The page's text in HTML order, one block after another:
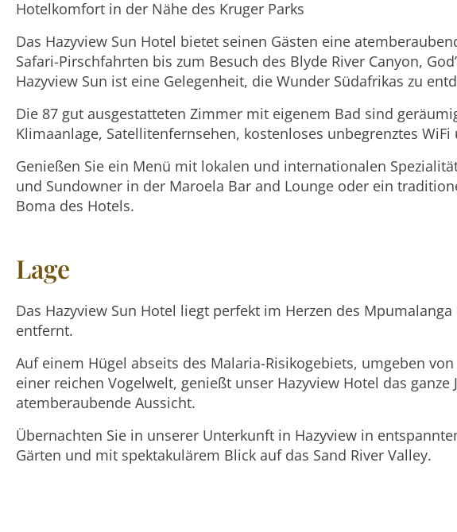
Hotelkomfort in der Nähe des Kruger Parks
Das Hazyview Sun Hotel bietet seinen Gästen eine
Safari-Pirschfahrten bis zum Besuch des Blyde River Canyon,
Hazyview Sun ist eine Gelegenheit, die Wunder Südafrikas zu
Die 87 gut ausgestatteten Zimmer mit eigenem Bad sind
Klimaanlage, Satellitenfernsehen, kostenloses unbegrenztes
Genießen Sie ein Menü mit lokalen und internationalen
und Sundowner in der Maroela Bar and Lounge oder ein
Boma des Hotels.
Lage
Das Hazyview Sun Hotel liegt perfekt im Herzen des
entfernt.
Auf einem Hügel abseits des Malaria-Risikogebiets, umgeben
einer reichen Vogelwelt, genießt unser Hazyview Hotel das
atemberaubende Aussicht.
Übernachten Sie in unserer Unterkunft in Hazyview in
Gärten und mit spektakulärem Blick auf das Sand River Valley.